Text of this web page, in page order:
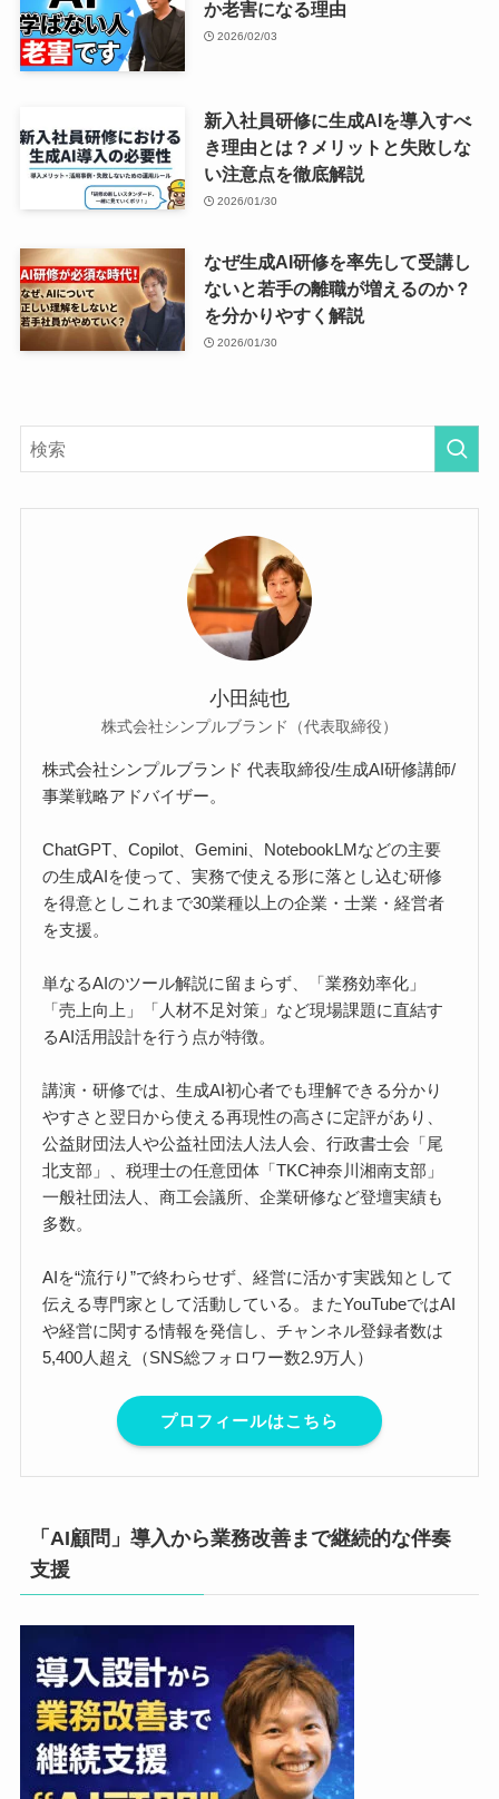
か老害になる理由
2026/02/03
新入社員研修に生成AIを導入すべ
き理由とは？メリットと失敗しな
い注意点を徹底解説
2026/01/30
なぜ生成AI研修を率先して受講し
ないと若手の離職が増えるのか？
を分かりやすく解説
2026/01/30
小田純也
株式会社シンプルブランド（代表取締役）
株式会社シンプルブランド 代表取締役/生成AI研修講師/
事業戦略アドバイザー。
ChatGPT、Copilot、Gemini、NotebookLMなどの主要
の生成AIを使って、実務で使える形に落とし込む研修
を得意としこれまで30業種以上の企業・士業・経営者
を支援。
単なるAIのツール解説に留まらず、「業務効率化」
「売上向上」「人材不足対策」など現場課題に直結す
るAI活用設計を行う点が特徴。
講演・研修では、生成AI初心者でも理解できる分かり
やすさと翌日から使える再現性の高さに定評があり、
公益財団法人や公益社団法人法人会、行政書士会「尾
北支部」、税理士の任意団体「TKC神奈川湘南支部」
一般社団法人、商工会議所、企業研修など登壇実績も
多数。
AIを“流行り”で終わらせず、経営に活かす実践知として
伝える専門家として活動している。またYouTubeではAI
や経営に関する情報を発信し、チャンネル登録者数は
5,400人超え（SNS総フォロワー数2.9万人）
プロフィールはこちら
「AI顧問」導入から業務改善まで継続的な伴奏
支援